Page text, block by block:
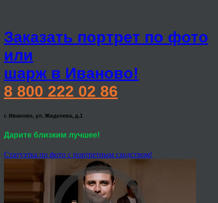
Заказать портрет по фото
или
шарж в Иваново!
8 800 222 02 86
г. Иваново, ул. Жиделева, д.1
Дарите близким лучшее!
Статуэтка по фото с портретным сходством!